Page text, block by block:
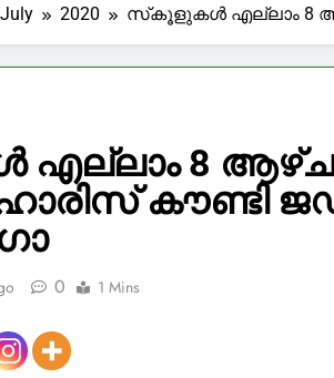
ഏറ്റവും ശിക്ഷയനുഭവിച്ച
നോവുണങ്ങാതെ
ഉപഭോക്താക്കൾക്ക്
ഇന്ത്യ
14 Minutes Ago
നീറ്റ് പരീക്ഷാ
വിമർശിച്ച് ശശി തരൂർ
July 2020 സ്‌കൂളുകള്‍ എല്ലാം 8
8
കൗണ്ടി
0 1 Mins